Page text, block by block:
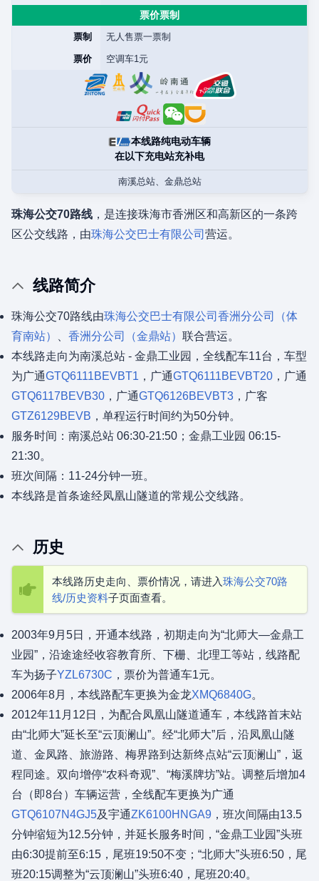
票价票制
票制 无人售票一票制
票价 空调车1元
本线路纯电动车辆
在以下充电站充补电
南溪总站、金鼎总站
珠海公交70路线 ，是连接珠海市香洲区和高新区的一条跨
区公交线路，由珠海公交巴士有限公司 营运。
线路简介
珠海公交70路线由珠海公交巴士有限公司 香洲分公司（体
育南站）
香洲分公司（金鼎站） 联合营运。
本线路走向为南溪总站 - 金鼎工业园，全线配车11台，车型
为广通GTQ6111BEVBT1 ，广通GTQ6111BEVBT20 ，广通
GTQ6117BEVB30 ，广通GTQ6126BEVBT3 ，广客
GTZ6129BEVB ，单程运行时间约为50分钟。
服务时间：南溪总站 06:30-21:50；金鼎工业园 06:15-
21:30。
班次间隔：11-24分钟一班。
本线路是首条途经凤凰山隧道的常规公交线路。
历史
本线路历史走向、票价情况，请进入珠海公交70路
线/历史资料子页面查看。
2003年9月5日，开通本线路，初期走向为“北师大—金鼎工
业园”，沿途途经收容教育所、下栅、北理工等站，线路配
车为扬子YZL6730C ，票价为普通车1元。
2006年8月，本线路配车更换为金龙XMQ6840G。
2012年11月12日，为配合凤凰山隧道通车，本线路首末站
由“北师大”延长至“云顶澜山”。经“北师大”后，沿凤凰山隧
道、金凤路、旅游路、梅界路到达新终点站“云顶澜山”，返
程同途。双向增停“农科奇观”、“梅溪牌坊”站。调整后增加4
台（即8台）车辆运营，全线配车更换为广通
GTQ6107N4GJ5及宇通ZK6100HNGA9 ，班次间隔由13.5
分钟缩短为12.5分钟，并延长服务时间，“金鼎工业园”头班
由6:30提前至6:15，尾班19:50不变；“北师大”头班6:50，尾
班20:15调整为“云顶澜山”头班6:40，尾班20:40。